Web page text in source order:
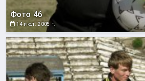
Фото 46
14 июл. 2005 г.